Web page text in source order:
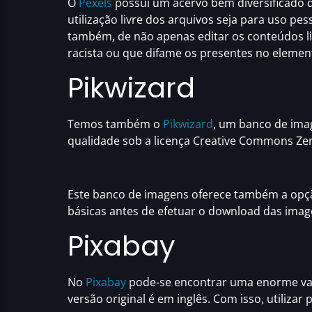
utilização livre dos arquivos seja para uso
também, de não apenas editar os conteúdos
racista ou que difame os presentes no
Pikwizard
Temos também o Pikwizard, um banco de
qualidade sob a licença Creative Commons
Este banco de imagens oferece também a
básicas antes de efetuar o download das
Pixabay
No Pixabay pode-se encontrar uma enorme
versão original é em inglês. Com isso, utilizar